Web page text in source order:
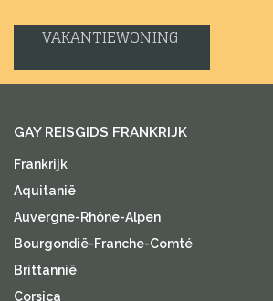
VAKANTIEWONING
GAY REISGIDS FRANKRIJK
Frankrijk
Aquitanië
Auvergne-Rhône-Alpen
Bourgondië-Franche-Comté
Brittannië
Corsica